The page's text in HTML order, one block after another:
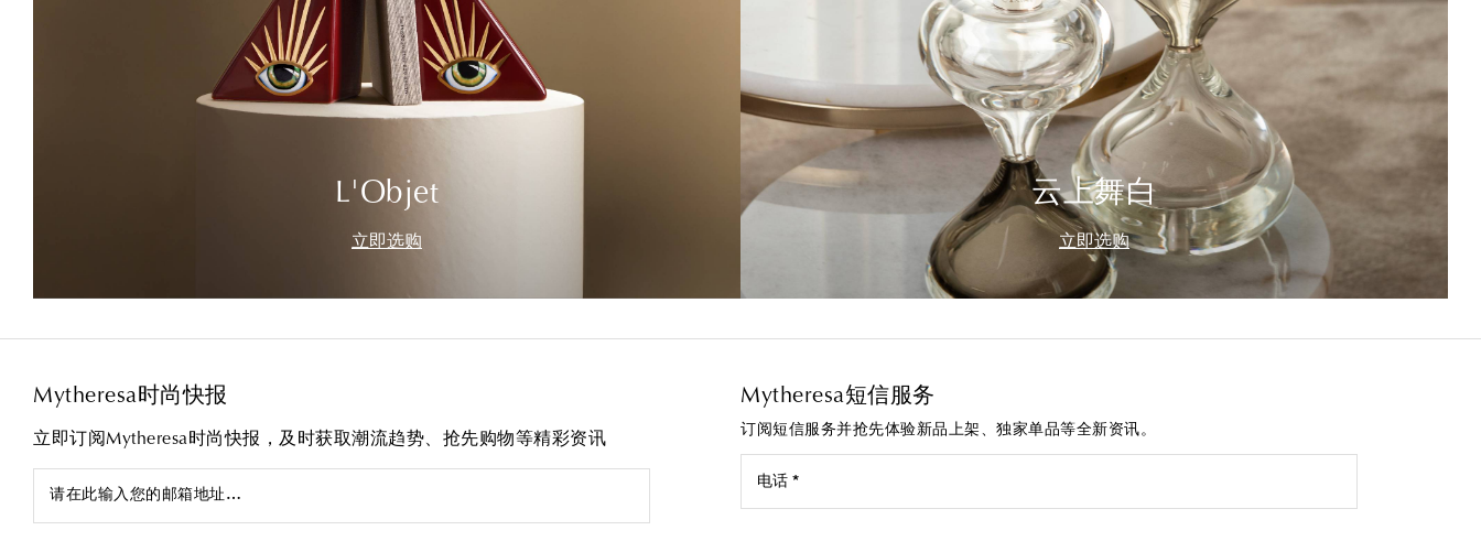
L'Objet
立即选购
云上舞白
立即选购
Mytheresa时尚快报
立即订阅Mytheresa时尚快报，及时获取潮流趋势、抢先购物等精彩资讯
请在此输入您的邮箱地址…
Mytheresa短信服务
订阅短信服务并抢先体验新品上架、独家单品等全新资讯。
电话 *